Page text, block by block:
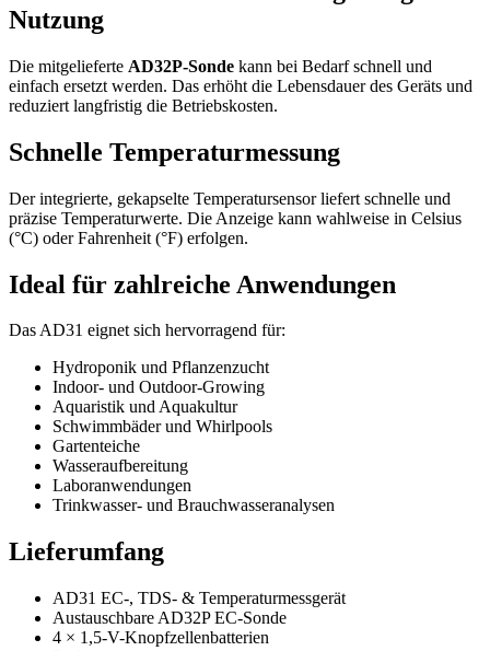
Nutzung
Die mitgelieferte AD32P-Sonde kann bei Bedarf schnell und
einfach ersetzt werden. Das erhöht die Lebensdauer des Geräts und
reduziert langfristig die Betriebskosten.
Schnelle Temperaturmessung
Der integrierte, gekapselte Temperatursensor liefert schnelle und
präzise Temperaturwerte. Die Anzeige kann wahlweise in Celsius
(°C) oder Fahrenheit (°F) erfolgen.
Ideal für zahlreiche Anwendungen
Das AD31 eignet sich hervorragend für:
Hydroponik und Pflanzenzucht
Indoor- und Outdoor-Growing
Aquaristik und Aquakultur
Schwimmbäder und Whirlpools
Gartenteiche
Wasseraufbereitung
Laboranwendungen
Trinkwasser- und Brauchwasseranalysen
Lieferumfang
AD31 EC-, TDS- & Temperaturmessgerät
Austauschbare AD32P EC-Sonde
4 × 1,5-V-Knopfzellenbatterien